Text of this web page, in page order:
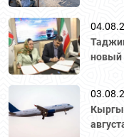
новый